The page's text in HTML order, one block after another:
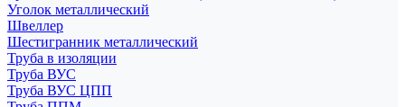
Уголок металлический
Швеллер
Шестигранник металлический
Труба в изоляции
Труба ВУС
Труба ВУС ЦПП